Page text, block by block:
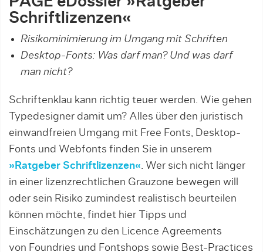
Schriftlizenzen«
Risikominimierung im Umgang mit Schriften
Desktop-Fonts: Was darf man? Und was darf
man nicht?
Schriftenklau kann richtig teuer werden. Wie gehen
Typedesigner damit um? Alles über den juristisch
einwandfreien Umgang mit Free Fonts, Desktop-
Fonts und Webfonts finden Sie in unserem
»Ratgeber Schriftlizenzen«. Wer sich nicht länger
in einer lizenzrechtlichen Grauzone bewegen will
oder sein Risiko zumindest realistisch beurteilen
können möchte, findet hier Tipps und
Einschätzungen zu den Licence Agreements
von Foundries und Fontshops sowie Best-Practices